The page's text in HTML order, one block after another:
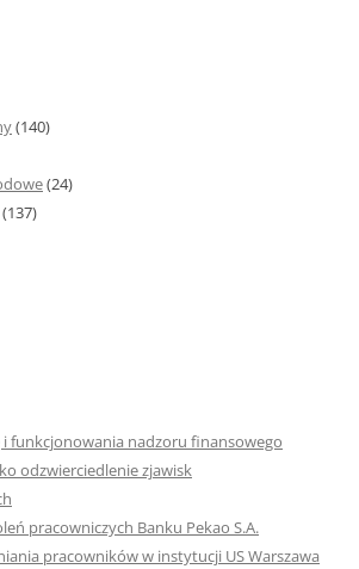
(140)
(24)
(137)
i funkcjonowania nadzoru finansowego
odzwierciedlenie zjawisk
pracowniczych Banku Pekao S.A.
pracowników w instytucji US Warszawa